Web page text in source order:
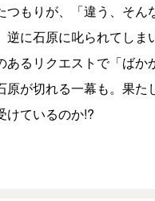
つもりが、「違う、そん
逆に石原に叱られてしま
あるリクエストで「ばか
原が切れる一幕も。果た
けているのか!?